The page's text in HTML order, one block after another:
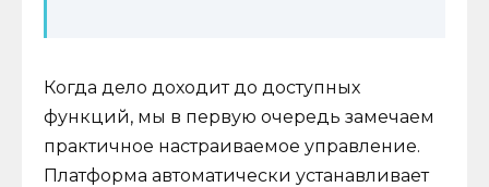
Когда дело доходит до доступных
функций, мы в первую очередь замечаем
практичное настраиваемое управление.
Платформа автоматически устанавливает